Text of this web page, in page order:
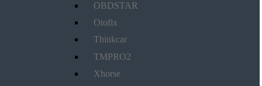
OBDSTAR
Otofix
Thinkcar
TMPRO2
Xhorse